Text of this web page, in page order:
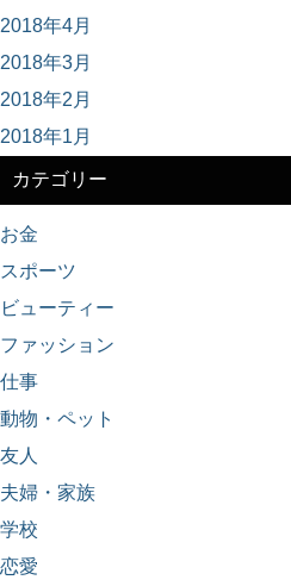
2018年4月
2018年3月
2018年2月
2018年1月
カテゴリー
お金
スポーツ
ビューティー
ファッション
仕事
動物・ペット
友人
夫婦・家族
学校
恋愛